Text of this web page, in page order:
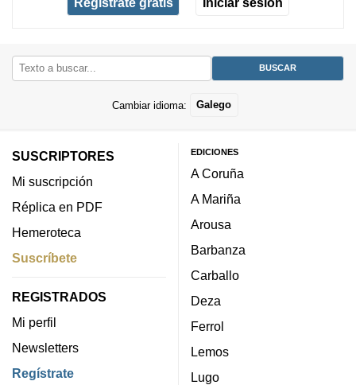
Cambiar idioma: Galego
SUSCRIPTORES
Mi suscripción
Réplica en PDF
Hemeroteca
Suscríbete
REGISTRADOS
Mi perfil
Newsletters
Regístrate
EDICIONES
A Coruña
A Mariña
Arousa
Barbanza
Carballo
Deza
Ferrol
Lemos
Lugo